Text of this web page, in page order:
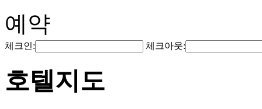
예약
체크인: 체크아웃:
호텔지도